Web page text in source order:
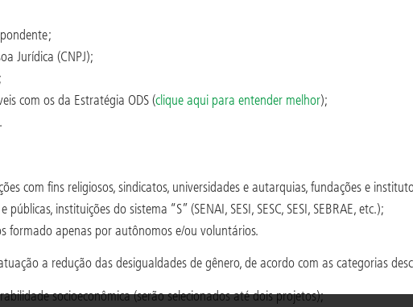
Jurídica (CNPJ);
com os da Estratégia ODS (clique aqui para entender melhor);
com fins religiosos, sindicatos, universidades e autarquias, fundações e
instituições do sistema “S” (SENAI, SESI, SESC, SESI, SEBRAE, etc.);
formado apenas por autônomos e/ou voluntários.
a redução das desigualdades de gênero, de acordo com as categorias
socioeconômica (serão selecionados até dois projetos);